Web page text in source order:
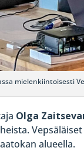
mielenkiintoisesti
Olga
alueella.